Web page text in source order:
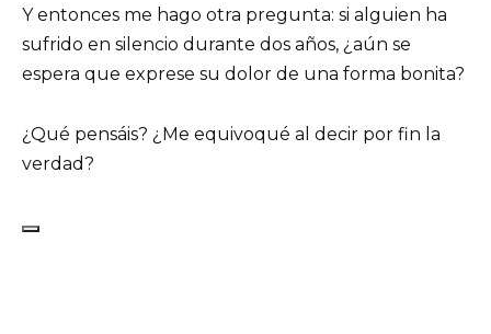
Y entonces me hago otra pregunta: si alguien ha
sufrido en silencio durante dos años, ¿aún se
espera que exprese su dolor de una forma bonita?
¿Qué pensáis? ¿Me equivoqué al decir por fin la
verdad?